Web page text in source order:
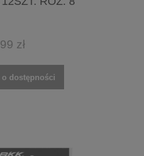
zł
dostępności